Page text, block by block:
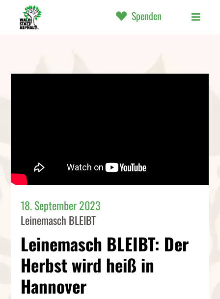
Spenden
18. September 2023
Leinemasch BLEIBT
Leinemasch BLEIBT: Der
Herbst wird heiß in
Hannover